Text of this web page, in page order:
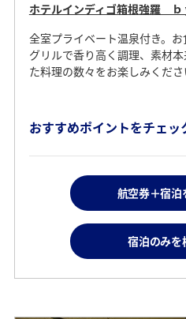
ホテルインディゴ箱根強羅
全室プライベート温泉付き。
グリルで香り高く調理、素材
た料理の数々をお楽しみくださ
おすすめポイントをチェッ
航空券＋宿泊
宿泊のみを